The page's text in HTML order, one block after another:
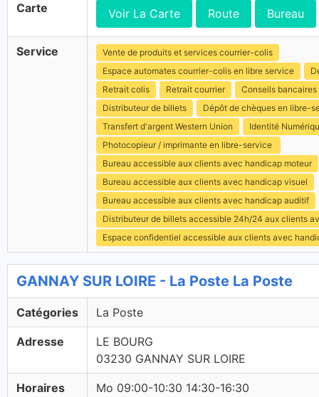
Carte Voir La Carte Route Bureau
Service
Vente de produits et services courrier-colis
Espace automates courrier-colis en libre service
Retrait colis
Retrait courrier
Conseils bancaires
Distributeur de billets
Dépôt de chèques en libre-
Transfert d'argent Western Union
Identité
Photocopieur / imprimante en libre-service
Bureau accessible aux clients avec handicap moteur
Bureau accessible aux clients avec handicap visuel
Bureau accessible aux clients avec handicap auditif
Distributeur de billets accessible 24h/24 aux clients
Espace confidentiel accessible aux clients avec
GANNAY SUR LOIRE - La Poste La Poste
Catégories La Poste
Adresse
LE BOURG
03230 GANNAY SUR LOIRE
Horaires
Mo 09:00-10:30 14:30-16:30